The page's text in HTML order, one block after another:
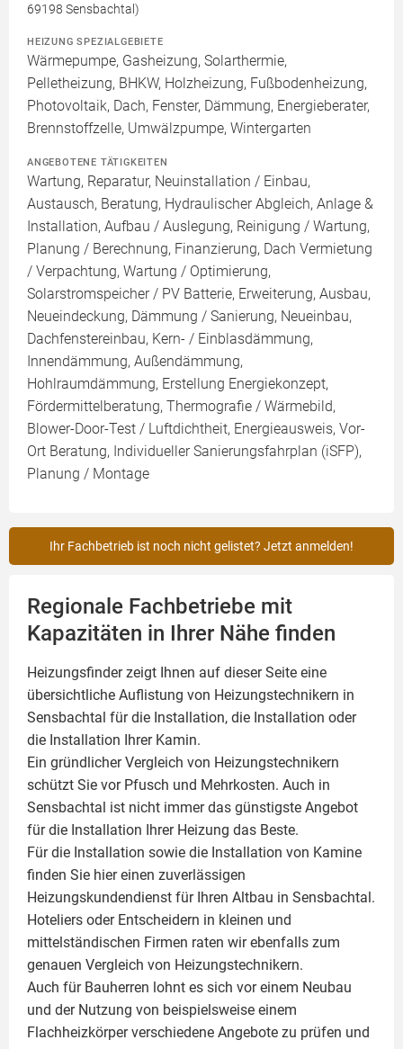
69198 Sensbachtal)
HEIZUNG SPEZIALGEBIETE
Wärmepumpe, Gasheizung, Solarthermie,
Pelletheizung, BHKW, Holzheizung, Fußbodenheizung,
Photovoltaik, Dach, Fenster, Dämmung, Energieberater,
Brennstoffzelle, Umwälzpumpe, Wintergarten
ANGEBOTENE TÄTIGKEITEN
Wartung, Reparatur, Neuinstallation / Einbau,
Austausch, Beratung, Hydraulischer Abgleich, Anlage &
Installation, Aufbau / Auslegung, Reinigung / Wartung,
Planung / Berechnung, Finanzierung, Dach Vermietung
/ Verpachtung, Wartung / Optimierung,
Solarstromspeicher / PV Batterie, Erweiterung, Ausbau,
Neueindeckung, Dämmung / Sanierung, Neueinbau,
Dachfenstereinbau, Kern- / Einblasdämmung,
Innendämmung, Außendämmung,
Hohlraumdämmung, Erstellung Energiekonzept,
Fördermittelberatung, Thermografie / Wärmebild,
Blower-Door-Test / Luftdichtheit, Energieausweis, Vor-
Ort Beratung, Individueller Sanierungsfahrplan (iSFP),
Planung / Montage
Ihr Fachbetrieb ist noch nicht gelistet? Jetzt anmelden!
Regionale Fachbetriebe mit
Kapazitäten in Ihrer Nähe finden
Heizungsfinder zeigt Ihnen auf dieser Seite eine
übersichtliche Auflistung von Heizungstechnikern in
Sensbachtal für die Installation, die Installation oder
die Installation Ihrer Kamin.
Ein gründlicher Vergleich von Heizungstechnikern
schützt Sie vor Pfusch und Mehrkosten. Auch in
Sensbachtal ist nicht immer das günstigste Angebot
für die Installation Ihrer Heizung das Beste.
Für die Installation sowie die Installation von Kamine
finden Sie hier einen zuverlässigen
Heizungskundendienst für Ihren Altbau in Sensbachtal.
Hoteliers oder Entscheidern in kleinen und
mittelständischen Firmen raten wir ebenfalls zum
genauen Vergleich von Heizungstechnikern.
Auch für Bauherren lohnt es sich vor einem Neubau
und der Nutzung von beispielsweise einem
Flachheizkörperverschiedene Angebote zu prüfen und